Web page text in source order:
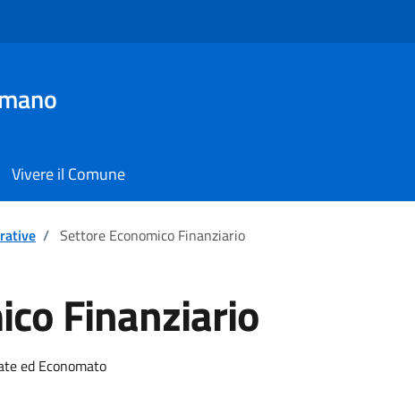
Vivere il Comune
/ Settore Economico Finanziario
Finanziario
ed Economato